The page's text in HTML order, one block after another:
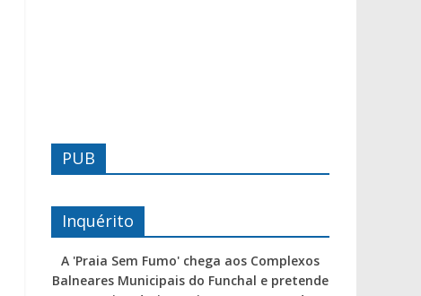
PUB
Inquérito
A 'Praia Sem Fumo' chega aos Complexos
Balneares Municipais do Funchal e pretende